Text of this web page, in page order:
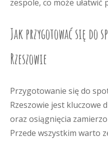
zespole, co może ułatwić
Jak przygotować się do
Rzeszowie
Przygotowanie się do
Rzeszowie jest kluczowe
oraz osiągnięcia
Przede wszystkim warto